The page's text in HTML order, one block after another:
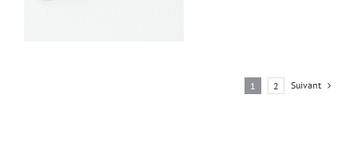
1 2 Suivant